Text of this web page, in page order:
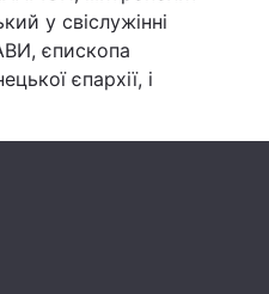
Інциденти
Туризм
Погода
у свіслужінні
єпископа
єпархії, і